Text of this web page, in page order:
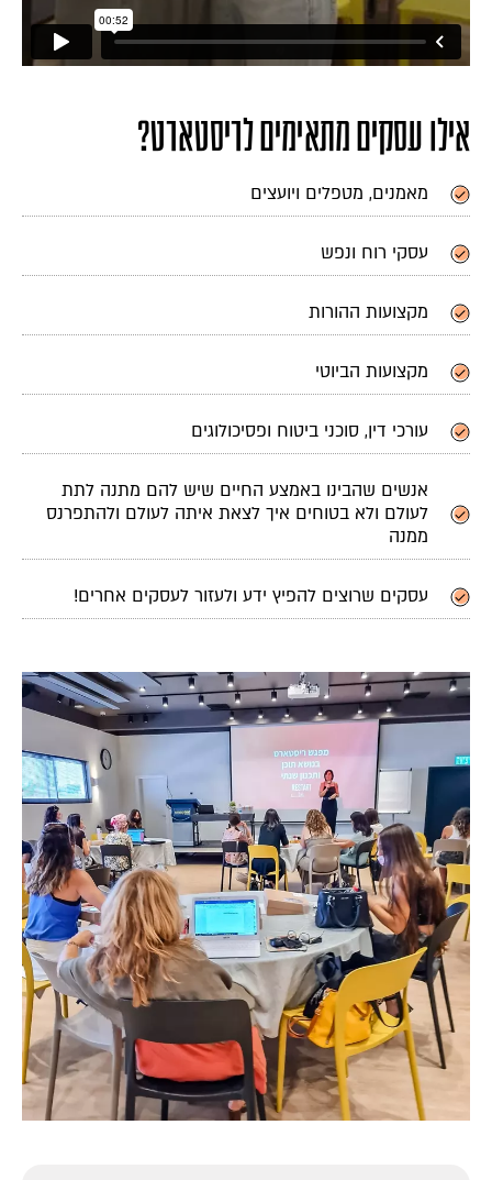
אילו עסקים מתאימים לריסטארט?
מאמנים, מטפלים ויועצים
עסקי רוח ונפש
מקצועות ההורות
מקצועות הביוטי
עורכי דין, סוכני ביטוח ופסיכולוגים
אנשים שהבינו באמצע החיים שיש להם מתנה לתת
לעולם ולא בטוחים איך לצאת איתה לעולם ולהתפרנס
ממנה
עסקים שרוצים להפיץ ידע ולעזור לעסקים אחרים!